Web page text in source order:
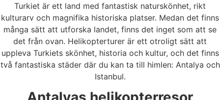
Turkiet är ett land med fantastisk naturskönhet, rikt
kulturarv och magnifika historiska platser. Medan det finns
många sätt att utforska landet, finns det inget som att se
det från ovan. Helikopterturer är ett otroligt sätt att
uppleva Turkiets skönhet, historia och kultur, och det finns
två fantastiska städer där du kan ta till himlen: Antalya och
Istanbul.